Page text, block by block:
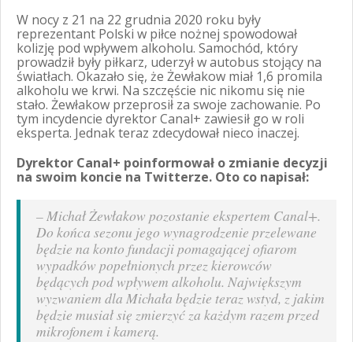
W nocy z 21 na 22 grudnia 2020 roku były
reprezentant Polski w piłce nożnej spowodował
kolizję pod wpływem alkoholu. Samochód, który
prowadził były piłkarz, uderzył w autobus stojący na
światłach. Okazało się, że Żewłakow miał 1,6 promila
alkoholu we krwi. Na szczęście nic nikomu się nie
stało. Żewłakow przeprosił za swoje zachowanie. Po
tym incydencie dyrektor Canal+ zawiesił go w roli
eksperta. Jednak teraz zdecydował nieco inaczej.
Dyrektor Canal+ poinformował o zmianie decyzji
na swoim koncie na Twitterze. Oto co napisał:
–Michał Żewłakow pozostanie ekspertem Canal+.
Do końca sezonu jego wynagrodzenie przelewane
będzie na konto fundacji pomagającej ofiarom
wypadków popełnionych przez kierowców
będących pod wpływem alkoholu. Największym
wyzwaniem dla Michała będzie teraz wstyd, z jakim
będzie musiał się zmierzyć za każdym razem przed
mikrofonem i kamerą.